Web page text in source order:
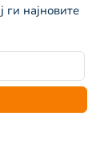
ги најновите